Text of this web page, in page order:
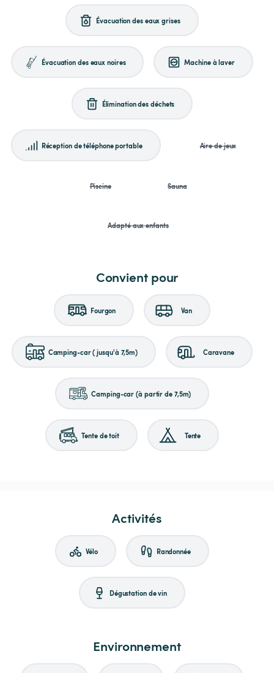
Évacuation des eaux grises
Évacuation des eaux noires Machine à laver
Élimination des déchets
Réception de téléphone portable Aire de jeux
Piscine Sauna
Adapté aux enfants
Convient pour
Fourgon Van
Camping-car (jusqu'à 7,5m) Caravane
Camping-car (à partir de 7,5m)
Tente de toit Tente
Activités
Vélo Randonnée
Dégustation de vin
Environnement